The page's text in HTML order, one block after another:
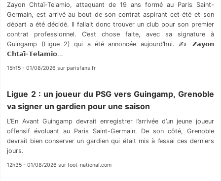
Zayon Chtaï-Telamio, attaquant de 19 ans formé au Paris Saint-
Germain, est arrivé au bout de son contrat aspirant cet été et son
départ a été décidé. Il fallait donc trouver un club pour son premier
contrat professionnel. C’est chose faite, avec sa signature à
Guingamp (Ligue 2) qui a été annoncée aujourd’hui. ✍️ 𝗭𝗮𝘆𝗼𝗻
𝗖𝗵𝘁𝗮𝗶̈-𝗧𝗲𝗹𝗮𝗺𝗶𝗼...
15h15 - 01/08/2026 sur parisfans.fr
Ligue 2 : un joueur du PSG vers Guingamp, Grenoble
va signer un gardien pour une saison
L’En Avant Guingamp devrait enregistrer l’arrivée d’un jeune joueur
offensif évoluant au Paris Saint-Germain. De son côté, Grenoble
devrait bien conserver un gardien qui était mis à l’essai ces derniers
jours.
12h35 - 01/08/2026 sur foot-national.com